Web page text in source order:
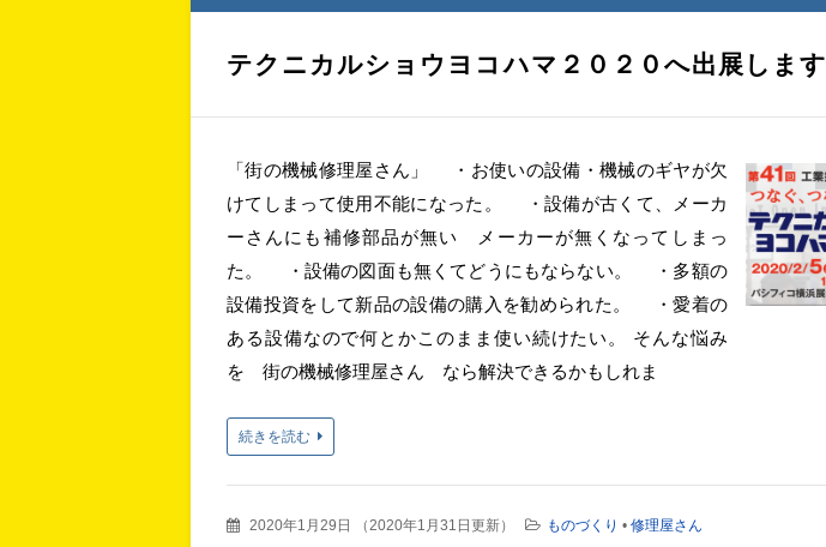
テクニカルショウヨコハマ２０２０へ出展します
「街の機械修理屋さん」 ・お使いの設備・機械のギヤが欠
けてしまって使用不能になった。 ・設備が古くて、メーカ
ーさんにも補修部品が無い メーカーが無くなってしまっ
た。 ・設備の図面も無くてどうにもならない。 ・多額の
設備投資をして新品の設備の購入を勧められた。 ・愛着の
ある設備なので何とかこのまま使い続けたい。 そんな悩み
を 街の機械修理屋さん なら解決できるかもしれま
続きを読む
2020年1月29日 （2020年1月31日更新） ものづくり • 修理屋さん